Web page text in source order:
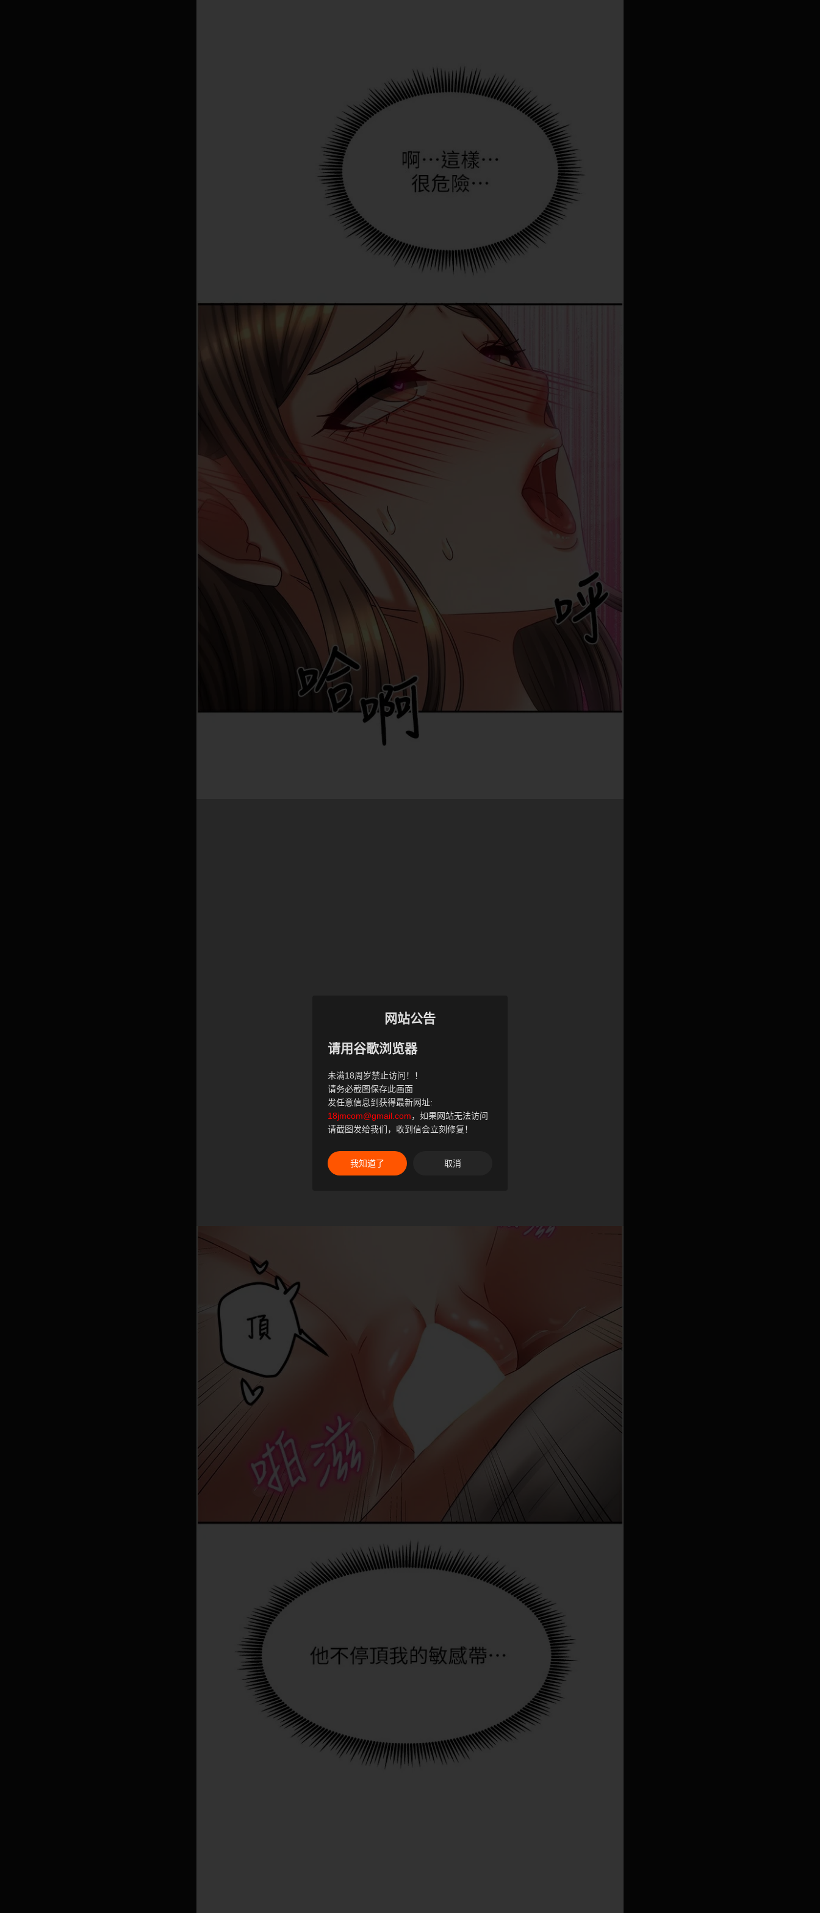
网站公告
请用谷歌浏览器
未满18周岁禁止访问！！
请务必截图保存此画面
发任意信息到获得最新网址:
18jmcom@gmail.com，如果网站无法访问
请截图发给我们，收到信会立刻修复！
我知道了 取消